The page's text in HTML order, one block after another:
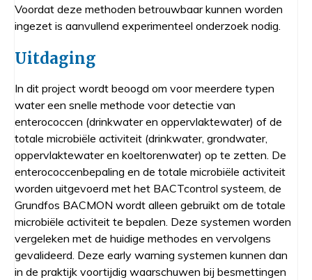
Voordat deze methoden betrouwbaar kunnen worden
ingezet is aanvullend experimenteel onderzoek nodig.
Uitdaging
In dit project wordt beoogd om voor meerdere typen
water een snelle methode voor detectie van
enterococcen (drinkwater en oppervlaktewater) of de
totale microbiële activiteit (drinkwater, grondwater,
oppervlaktewater en koeltorenwater) op te zetten. De
enterococcenbepaling en de totale microbiële activiteit
worden uitgevoerd met het BACTcontrol systeem, de
Grundfos BACMON wordt alleen gebruikt om de totale
microbiële activiteit te bepalen. Deze systemen worden
vergeleken met de huidige methodes en vervolgens
gevalideerd. Deze early warning systemen kunnen dan
in de praktijk voortijdig waarschuwen bij besmettingen